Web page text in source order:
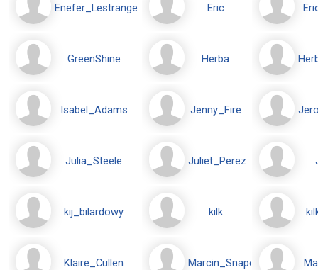
Enefer_Lestrange Eric
GreenShine Herba
Isabel_Adams Jenny_Fire
Julia_Steele Juliet_Perez
kij_bilardowy kilk
Klaire_Cullen Marcin_Snape